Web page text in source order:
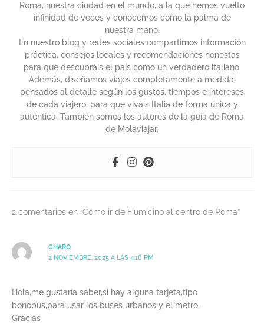
Roma, nuestra ciudad en el mundo, a la que hemos vuelto
infinidad de veces y conocemos como la palma de
nuestra mano.
En nuestro blog y redes sociales compartimos información
práctica, consejos locales y recomendaciones honestas
para que descubráis el país como un verdadero italiano.
Además, diseñamos viajes completamente a medida,
pensados al detalle según los gustos, tiempos e intereses
de cada viajero, para que viváis Italia de forma única y
auténtica. También somos los autores de la guía de Roma
de Molaviajar.
2 comentarios en “Cómo ir de Fiumicino al centro de Roma”
CHARO
2 NOVIEMBRE, 2025 A LAS 4:18 PM
Hola,me gustaría saber,si hay alguna tarjeta,tipo
bonobús,para usar los buses urbanos y el metro.
Gracias